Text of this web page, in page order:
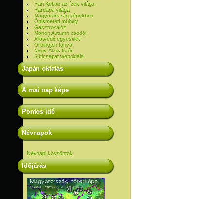
Hari Kebab az ízek világa
Hardapa világa
Magyarország képekben
Önismereti műhely
Gasztrokalóz
Manon Autumn csodái
Állatvédő egyesület
Orpington tanya
Nagy Ákos fotói
Süticsapat weboldala
Japán oktatás
A mai nap képe
Pontos idő
Névnapok
Névnapi köszöntők
Időjárás